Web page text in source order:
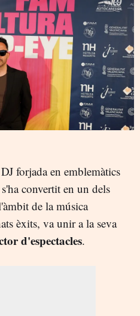
forjada en emblemàtics
convertit en un dels
de la música
èxits, va unir a la seva
d'espectacles.